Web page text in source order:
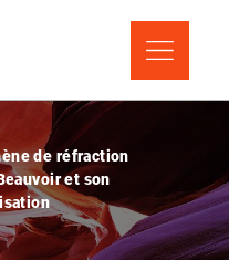
de réfraction
et son